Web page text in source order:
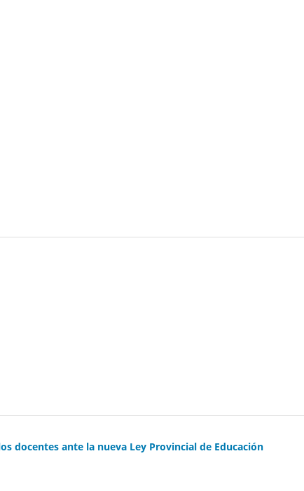
docentes ante la nueva Ley Provincial de Educación